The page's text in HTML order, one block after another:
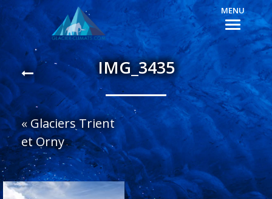
MENU
IMG_3435
« Glaciers Trient
et Orny